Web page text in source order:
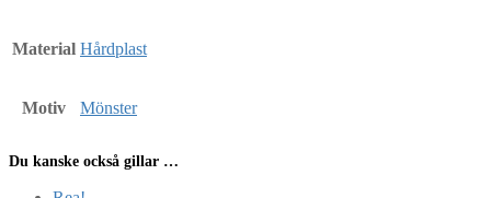
Material Hårdplast
Motiv Mönster
Du kanske också gillar …